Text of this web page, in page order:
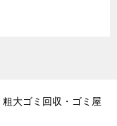
粗大ゴミ回収・ゴミ屋